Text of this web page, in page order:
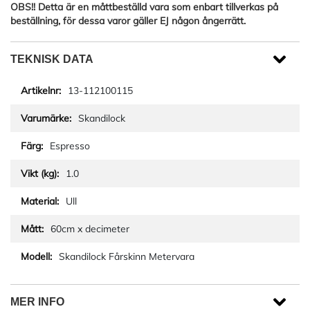
OBS!! Detta är en måttbeställd vara som enbart tillverkas på
beställning, för dessa varor gäller EJ någon ångerrätt.
TEKNISK DATA
13-112100115
Skandilock
Espresso
1.0
Ull
60cm x decimeter
Skandilock Fårskinn Metervara
MER INFO